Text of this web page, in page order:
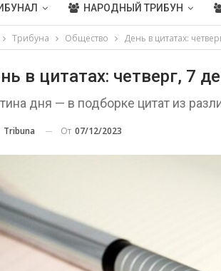
НАРОДНЫЙ ТРИБУН
Трибуна Общество День в цитатах:
в цитатах: четверг, 7
дня — в подборке цитат из
Tribuna От 07/12/2023